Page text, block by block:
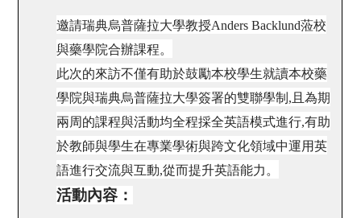
邀請瑞典烏普薩拉大學教授Anders Backlund蒞校
與藥學院合辦課程。
此次的來訪不僅有助於鼓勵本校學生就讀本校藥
學院與瑞典烏普薩拉大學簽署的雙聯學制,且為期
兩周的課程與活動均全程採全英語模式進行,有助
於教師與學生在專業學術與跨文化領域中運用英
語進行交流與互動,從而提升英語能力。
活動內容：